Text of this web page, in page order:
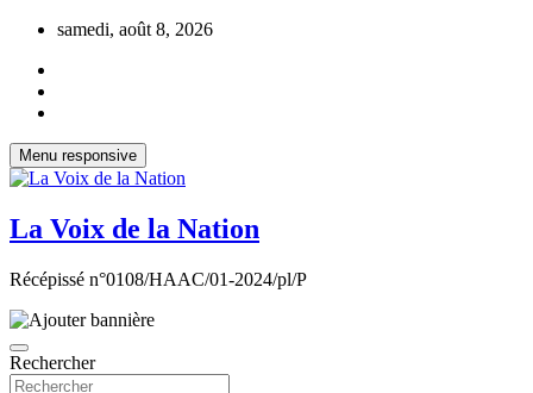
Aller
contenu
samedi, août 8, 2026
Menu responsive
La Voix de la Nation
Récépissé n°0108/HAAC/01-2024/pl/P
Rechercher